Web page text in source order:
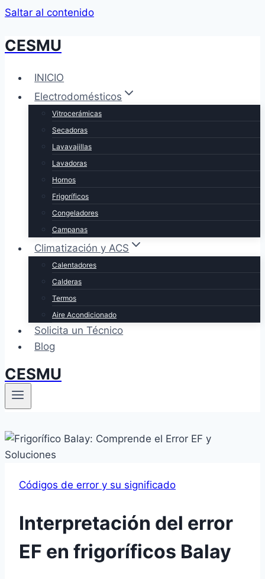
Saltar al contenido
CESMU
INICIO
Electrodomésticos
Vitrocerámicas
Secadoras
Lavavajillas
Lavadoras
Hornos
Frigoríficos
Congeladores
Campanas
Climatización y ACS
Calentadores
Calderas
Termos
Aire Acondicionado
Solicita un Técnico
Blog
CESMU
Códigos de error y su significado
Interpretación del error
EF en frigoríficos Balay